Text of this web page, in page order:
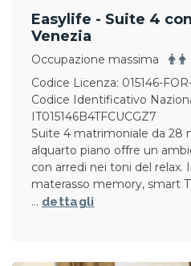
Easylife - Suite 4
Venezia
Occupazione massima
Codice Licenza: 015146-
Codice Identificativo
IT015146B4TFCUCGZ7
Suite 4 matrimoniale da 28
alquarto piano offre un
con arredi nei toni del relax.
materasso memory, smart
… dettagli